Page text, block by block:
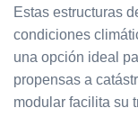
Estas estructuras
condiciones
una opción ideal
propensas a
modular facilita su